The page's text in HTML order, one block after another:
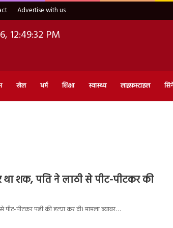
Advertise with us
12:49:33 PM
खेल धर्म शिक्षा स्वास्थ्य लाइफ़स्टाइल
था शक, पति ने लाठी से पीट-पीटकर की
पीट-पीटकर पत्नी की हत्या कर दी। मामला ब्यावर…